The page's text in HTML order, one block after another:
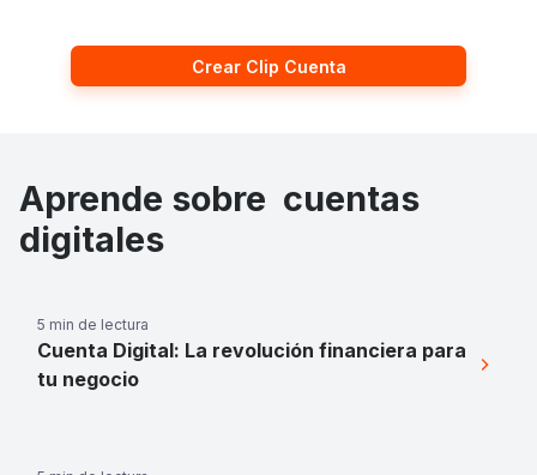
Crear Clip Cuenta
Aprende sobre cuentas
digitales
5 min de lectura
Cuenta Digital: La revolución financiera para
tu negocio